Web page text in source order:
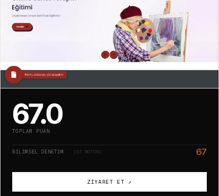
67.0
TOPLAM PUAN
BILIMSEL DENETIM · 1ST MOTORU 67
ZIYARET ET ↗